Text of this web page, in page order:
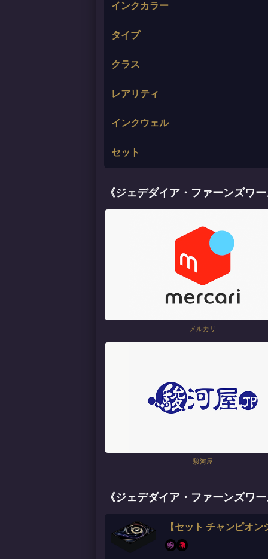
インクカラー
タイプ
クラス
レアリティ
インクウェル
セット
《ジェデダイア・ファーンズワ
メルカリ
駿河屋
《ジェデダイア・ファーンズワ
【セット チャンピオ